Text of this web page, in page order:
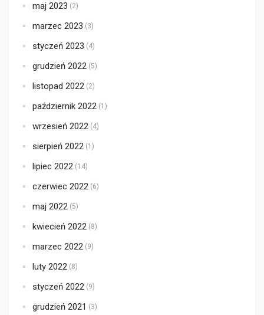
maj 2023 (2)
marzec 2023 (3)
styczeń 2023 (4)
grudzień 2022 (5)
listopad 2022 (2)
październik 2022 (1)
wrzesień 2022 (4)
sierpień 2022 (1)
lipiec 2022 (14)
czerwiec 2022 (6)
maj 2022 (5)
kwiecień 2022 (8)
marzec 2022 (9)
luty 2022 (8)
styczeń 2022 (9)
grudzień 2021 (3)